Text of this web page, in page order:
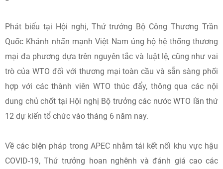
Phát biểu tại Hội nghị, Thứ trưởng Bộ Công Thương Trần
Quốc Khánh nhấn mạnh Việt Nam ủng hộ hệ thống thương
mại đa phương dựa trên nguyên tắc và luật lệ, cũng như vai
trò của WTO đối với thương mại toàn cầu và sẵn sàng phối
hợp với các thành viên WTO thúc đẩy, thông qua các nội
dung chủ chốt tại Hội nghị Bộ trưởng các nước WTO lần thứ
12 dự kiến tổ chức vào tháng 6 năm nay.
Về các biện pháp trong APEC nhằm tái kết nối khu vực hậu
COVID-19, Thứ trưởng hoan nghênh và đánh giá cao các